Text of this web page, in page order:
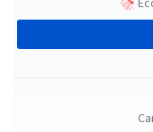
FIOCRUZ - Fundação